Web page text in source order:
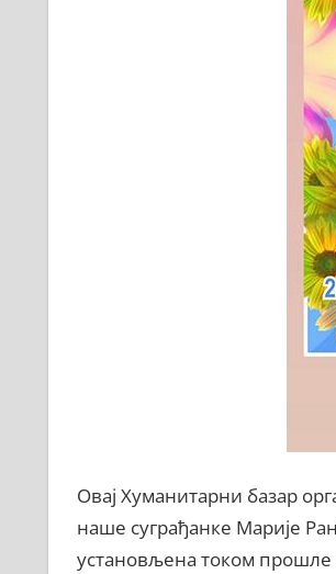
Овај Хуманитарни базар
наше суграђанке Марије
установљена током прошле